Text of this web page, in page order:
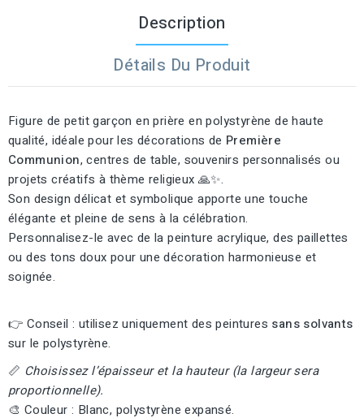
Description
Détails Du Produit
Figure de petit garçon en prière en polystyrène de haute
qualité, idéale pour les décorations de Première
Communion, centres de table, souvenirs personnalisés ou
projets créatifs à thème religieux 🙏✨.
Son design délicat et symbolique apporte une touche
élégante et pleine de sens à la célébration.
Personnalisez-le avec de la peinture acrylique, des paillettes
ou des tons doux pour une décoration harmonieuse et
soignée.
👉 Conseil : utilisez uniquement des peintures sans solvants
sur le polystyrène.
📏 Choisissez l’épaisseur et la hauteur (la largeur sera
proportionnelle).
🎨 Couleur : Blanc, polystyrène expansé.